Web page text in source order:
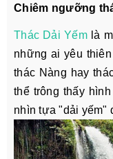
Chiêm ngưỡng
Thác Dải Yếmlà
những ai yêu
thác Nàng hay
thể trông thấy
nhìn tựa "dải yếm"